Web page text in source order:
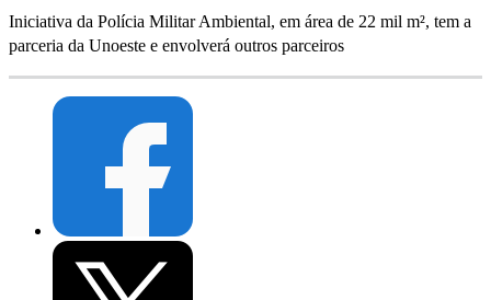
Iniciativa da Polícia Militar Ambiental, em área de 22 mil m², tem a
parceria da Unoeste e envolverá outros parceiros